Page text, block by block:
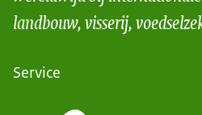
landbouw, visserij,
Service